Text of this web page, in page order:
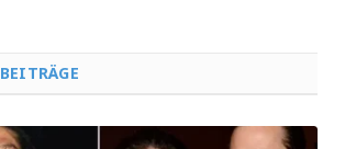
BEITRÄGE